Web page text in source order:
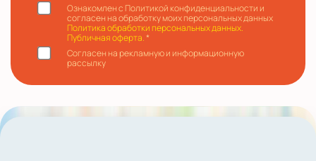
Ознакомлен с Политикой конфиденциальности и
согласен на обработку моих персональных данных
Политика обработки персональных данных.
Публичная оферта.*
Согласен на рекламную и информационную
рассылку